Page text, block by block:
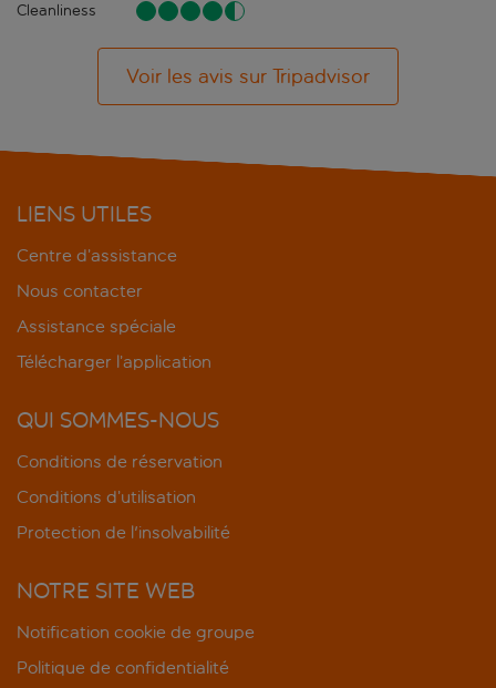
Cleanliness
Voir les avis sur Tripadvisor
LIENS UTILES
Centre d’assistance
Nous contacter
Assistance spéciale
Télécharger l’application
QUI SOMMES-NOUS
Conditions de réservation
Conditions d’utilisation
Protection de l'insolvabilité
NOTRE SITE WEB
Notification cookie de groupe
Politique de confidentialité